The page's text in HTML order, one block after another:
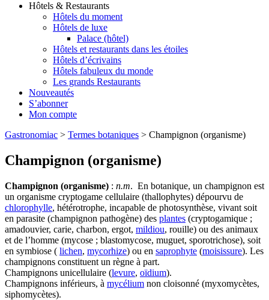
Hôtels & Restaurants
Hôtels du moment
Hôtels de luxe
Palace (hôtel)
Hôtels et restaurants dans les étoiles
Hôtels d’écrivains
Hôtels fabuleux du monde
Les grands Restaurants
Nouveautés
S’abonner
Mon compte
Gastronomiac > Termes botaniques > Champignon (organisme)
Champignon (organisme)
Champignon (organisme) : n.m. En botanique, un champignon est
un organisme cryptogame cellulaire (thallophytes) dépourvu de
chlorophylle, hétérotrophe, incapable de photosynthèse, vivant soit
en parasite (champignon pathogène) des plantes (cryptogamique ;
amadouvier, carie, charbon, ergot, mildiou, rouille) ou des animaux
et de l’homme (mycose ; blastomycose, muguet, sporotrichose), soit
en symbiose ( lichen, mycorhize) ou en saprophyte (moisissure). Les
champignons constituent un règne à part.
Champignons unicellulaire (levure, oïdium).
Champignons inférieurs, à mycélium non cloisonné (myxomycètes,
siphomycètes).